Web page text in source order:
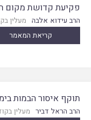
פקיעת קדושת מקום
הרב עידוא אלבה מעלין
קריאת המאמר
תוקף איסור הבמות
הרב הראל דביר מעלין